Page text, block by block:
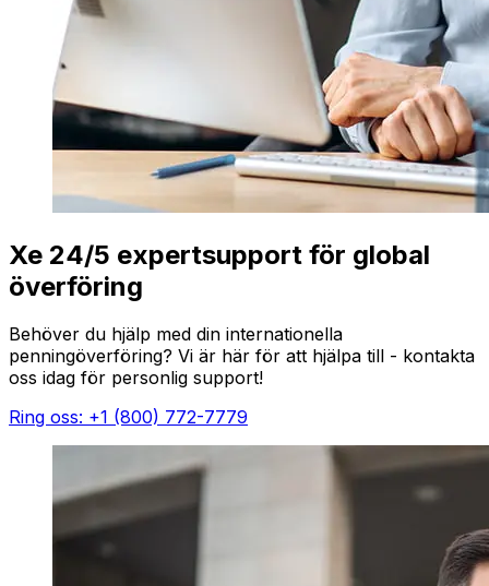
Xe 24/5 expertsupport för global
överföring
Behöver du hjälp med din internationella
penningöverföring? Vi är här för att hjälpa till - kontakta
oss idag för personlig support!
Ring oss: +1 (800) 772-7779